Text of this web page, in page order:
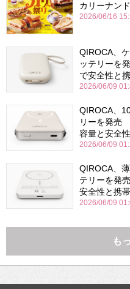
カリーナン
2026/06/16
QIROCA、
ッテリーを
で安全性と
2026/06/09
QIROCA、
リーを発売
容量と安全
2026/06/09
QIROCA、
テリーを発
安全性と携
2026/06/09
も